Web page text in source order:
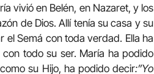
vivió en Belén, en Nazaret, y los
de Dios. Allí tenía su casa y su
el Semá con toda verdad. Ella ha
todo su ser. María ha podido
su Hijo, ha podido decir:”Yo